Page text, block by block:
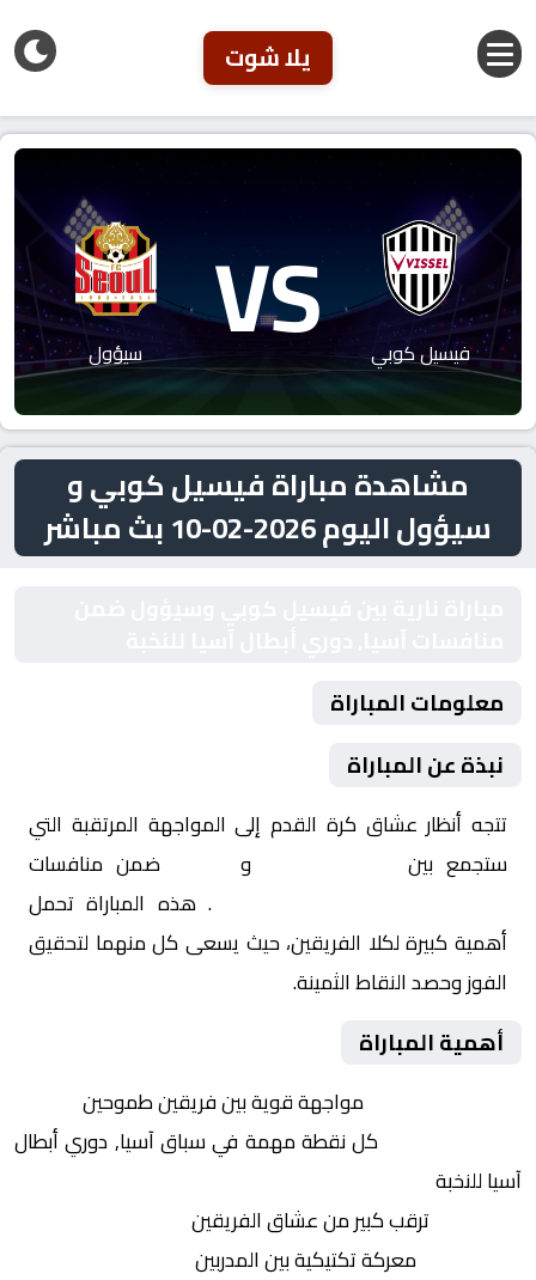
يلا شوت
فيسيل كوبي VS سيؤول
مشاهدة مباراة فيسيل كوبي و
سيؤول اليوم 2026-02-10 بث مباشر
معلومات المباراة
نبذة عن المباراة
تتجه أنظار عشاق كرة القدم إلى المواجهة المرتقبة التي
ستجمع بين
و
ضمن منافسات
. هذه المباراة تحمل
أهمية كبيرة لكلا الفريقين، حيث يسعى كل منهما لتحقيق
الفوز وحصد النقاط الثمينة.
أهمية المباراة
مواجهة قوية بين فريقين طموحين
كل نقطة مهمة في سباق آسيا, دوري أبطال
آسيا للنخبة
ترقب كبير من عشاق الفريقين
معركة تكتيكية بين المدربين